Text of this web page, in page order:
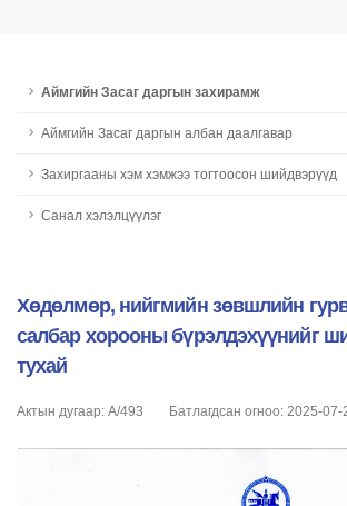
Аймгийн Засаг даргын захирамж
Аймгийн Засаг даргын албан даалгавар
Захиргааны хэм хэмжээ тогтоосон шийдвэрүүд
Санал хэлэлцүүлэг
Хөдөлмөр, нийгмийн зөвшлийн
салбар хорооны бүрэлдэхүүнийг
тухай
Актын дугаар: А/493 Батлагдсан огноо: 2025-07-